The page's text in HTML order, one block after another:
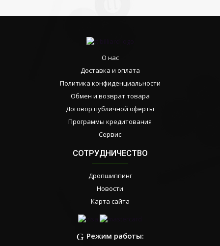
О нас
Доставка и оплата
Политика конфиденциальности
Обмен и возврат товара
Договор публичной оферты
Программы кредитования
Сервис
СОТРУДНИЧЕСТВО
Дропшиппинг
Новости
Карта сайта
Режим работы: